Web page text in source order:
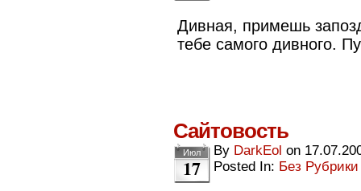
Дивная, примешь
тебе самого дивного.
Сайтовость
Июл
17
By DarkEol on
Posted In: Без Рубрики